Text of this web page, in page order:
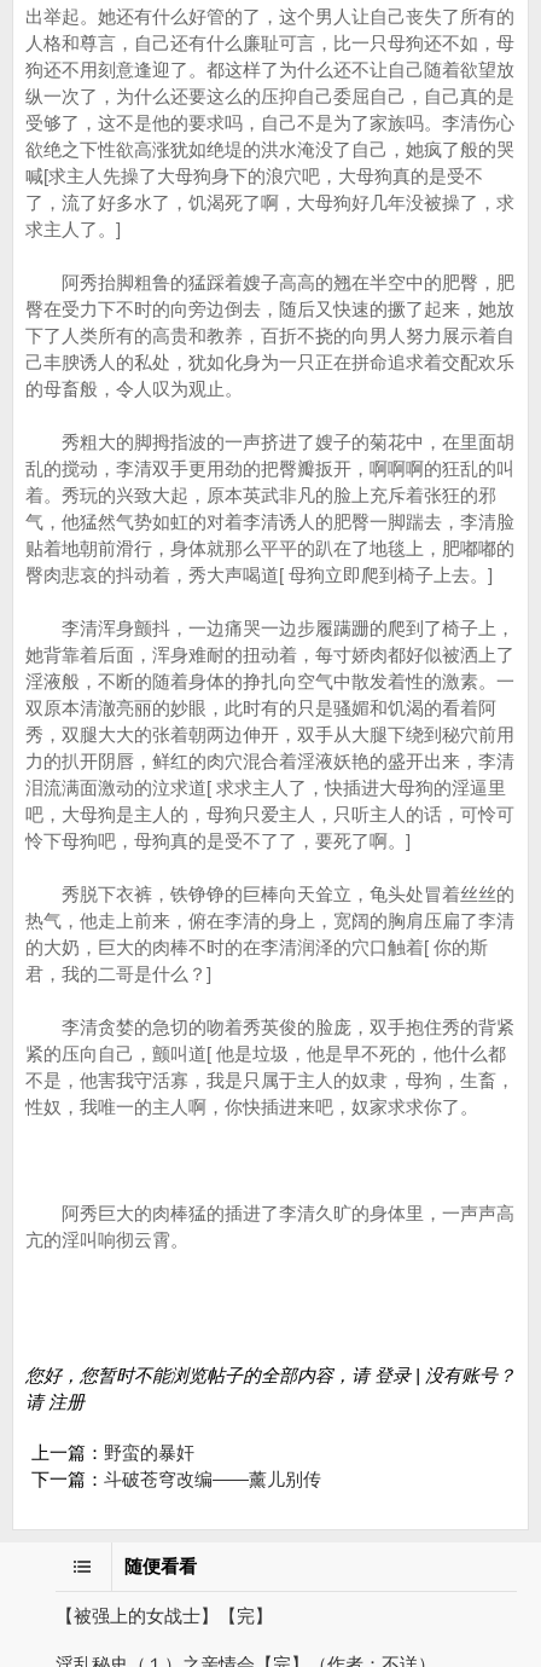
出举起。她还有什么好管的了，这个男人让自己丧失了所有的
人格和尊言，自己还有什么廉耻可言，比一只母狗还不如，母
狗还不用刻意逢迎了。都这样了为什么还不让自己随着欲望放
纵一次了，为什么还要这么的压抑自己委屈自己，自己真的是
受够了，这不是他的要求吗，自己不是为了家族吗。李清伤心
欲绝之下性欲高涨犹如绝堤的洪水淹没了自己，她疯了般的哭
喊[求主人先操了大母狗身下的浪穴吧，大母狗真的是受不
了，流了好多水了，饥渴死了啊，大母狗好几年没被操了，求
求主人了。]
阿秀抬脚粗鲁的猛踩着嫂子高高的翘在半空中的肥臀，肥
臀在受力下不时的向旁边倒去，随后又快速的撅了起来，她放
下了人类所有的高贵和教养，百折不挠的向男人努力展示着自
己丰腴诱人的私处，犹如化身为一只正在拼命追求着交配欢乐
的母畜般，令人叹为观止。
秀粗大的脚拇指波的一声挤进了嫂子的菊花中，在里面胡
乱的搅动，李清双手更用劲的把臀瓣扳开，啊啊啊的狂乱的叫
着。秀玩的兴致大起，原本英武非凡的脸上充斥着张狂的邪
气，他猛然气势如虹的对着李清诱人的肥臀一脚踹去，李清脸
贴着地朝前滑行，身体就那么平平的趴在了地毯上，肥嘟嘟的
臀肉悲哀的抖动着，秀大声喝道[ 母狗立即爬到椅子上去。]
李清浑身颤抖，一边痛哭一边步履蹒跚的爬到了椅子上，
她背靠着后面，浑身难耐的扭动着，每寸娇肉都好似被洒上了
淫液般，不断的随着身体的挣扎向空气中散发着性的激素。一
双原本清澈亮丽的妙眼，此时有的只是骚媚和饥渴的看着阿
秀，双腿大大的张着朝两边伸开，双手从大腿下绕到秘穴前用
力的扒开阴唇，鲜红的肉穴混合着淫液妖艳的盛开出来，李清
泪流满面激动的泣求道[ 求求主人了，快插进大母狗的淫逼里
吧，大母狗是主人的，母狗只爱主人，只听主人的话，可怜可
怜下母狗吧，母狗真的是受不了了，要死了啊。]
秀脱下衣裤，铁铮铮的巨棒向天耸立，龟头处冒着丝丝的
热气，他走上前来，俯在李清的身上，宽阔的胸肩压扁了李清
的大奶，巨大的肉棒不时的在李清润泽的穴口触着[ 你的斯
君，我的二哥是什么？]
李清贪婪的急切的吻着秀英俊的脸庞，双手抱住秀的背紧
紧的压向自己，颤叫道[ 他是垃圾，他是早不死的，他什么都
不是，他害我守活寡，我是只属于主人的奴隶，母狗，生畜，
性奴，我唯一的主人啊，你快插进来吧，奴家求求你了。
阿秀巨大的肉棒猛的插进了李清久旷的身体里，一声声高
亢的淫叫响彻云霄。
您好，您暂时不能浏览帖子的全部内容，请 登录 | 没有账号？
请 注册
上一篇： 野蛮的暴奸
下一篇： 斗破苍穹改编——薰儿别传
随便看看
【被强上的女战士】【完】